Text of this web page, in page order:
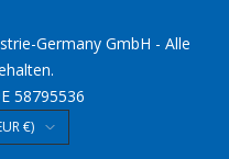
€)
Germany GmbH - Alle
58795536